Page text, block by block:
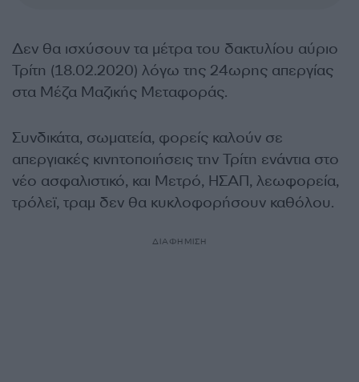
Δεν θα ισχύσουν τα μέτρα του δακτυλίου αύριο
Τρίτη (18.02.2020) λόγω της 24ωρης απεργίας
στα Μέζα Μαζικής Μεταφοράς.
Συνδικάτα, σωματεία, φορείς καλούν σε
απεργιακές κινητοποιήσεις την Τρίτη ενάντια στο
νέο ασφαλιστικό, και Μετρό, ΗΣΑΠ, λεωφορεία,
τρόλεϊ, τραμ δεν θα κυκλοφορήσουν καθόλου.
ΔΙΑΦΗΜΙΣΗ